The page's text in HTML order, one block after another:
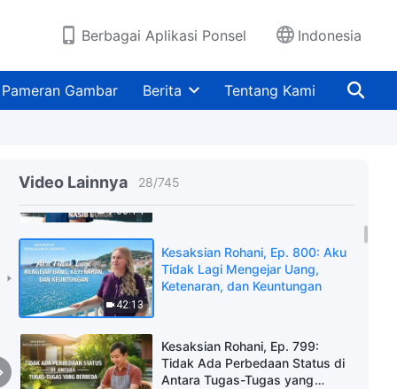
Berbagai Aplikasi Ponsel Indonesia
Pameran Gambar Berita Tentang Kami
Video Lainnya 28/745
Kekangan Kualitas yang Buruk
1:00:14
Tidak Lagi Mengeluh Karena
Memiliki Nasib Buruk
42:13
Kesaksian Rohani, Ep. 800: Aku
Tidak Lagi Mengejar Uang,
Ketenaran, dan Keuntungan
Kesaksian Rohani, Ep. 799:
Tidak Ada Perbedaan Status di
Antara Tugas-Tugas yang